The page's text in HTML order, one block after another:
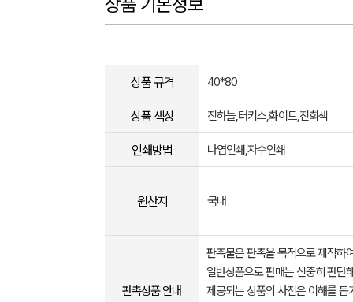
상품 규격 40*80
상품 색상 진하늘,터키스,화이트,진회색
인쇄방법 나염인쇄,자수인쇄
원산지 국내
판촉상품 안내
판촉물은 판촉을 목적으로 제작하
일반상품으로 판매는 신중히 판단
제공되는 상품의 사진은 이해를